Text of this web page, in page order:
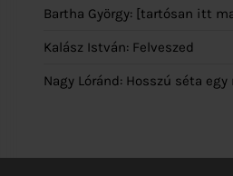
Bartha György: [tartósan itt
Kalász István: Felveszed
Nagy Lóránd: Hosszú séta